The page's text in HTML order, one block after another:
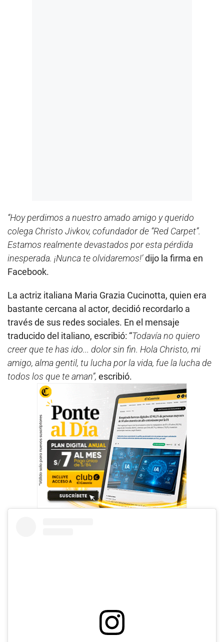
“Hoy perdimos a nuestro amado amigo y querido
colega Christo Jivkov, cofundador de “Red Carpet”.
Estamos realmente devastados por esta pérdida
inesperada. ¡Nunca te olvidaremos!’dijo la firma en
Facebook.
La actriz italiana Maria Grazia Cucinotta, quien era
bastante cercana al actor, decidió recordarlo a
través de sus redes sociales. En el mensaje
traducido del italiano, escribió: “Todavía no quiero
creer que te has ido... dolor sin fin. Hola Christo, mi
amigo, alma gentil, tu lucha por la vida, fue la lucha de
todos los que te aman”, escribió.